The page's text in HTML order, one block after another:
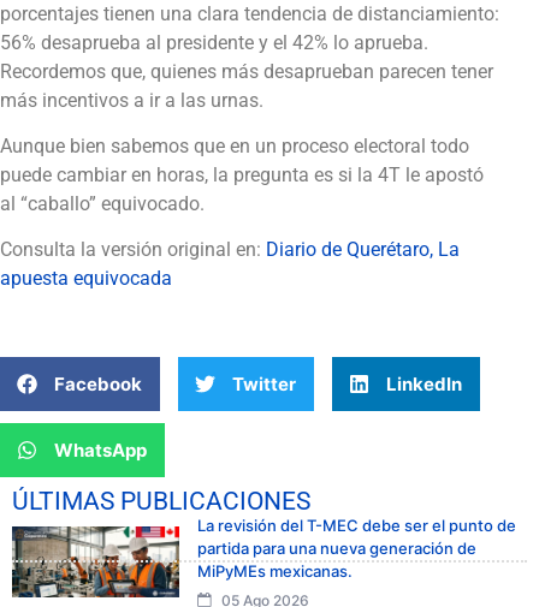
porcentajes tienen una clara tendencia de distanciamiento:
56% desaprueba al presidente y el 42% lo aprueba.
Recordemos que, quienes más desaprueban parecen tener
más incentivos a ir a las urnas.
Aunque bien sabemos que en un proceso electoral todo
puede cambiar en horas, la pregunta es si la 4T le apostó
al “caballo” equivocado.
Consulta la versión original en: Diario de Querétaro, La
apuesta equivocada
Facebook Twitter LinkedIn
WhatsApp
ÚLTIMAS PUBLICACIONES
La revisión del T-MEC debe ser el punto de
partida para una nueva generación de
MiPyMEs mexicanas.
05 Ago 2026